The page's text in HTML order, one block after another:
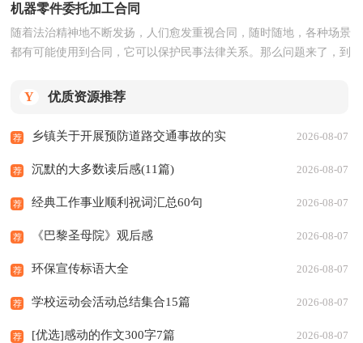
机器零件委托加工合同
随着法治精神地不断发扬，人们愈发重视合同，随时随地，各种场景
都有可能使用到合同，它可以保护民事法律关系。那么问题来了，到
Y 优质资源推荐
荐 乡镇关于开展预防道路交通事故的实
施方案
2026-08-07
荐 沉默的大多数读后感(11篇) 2026-08-07
荐 经典工作事业顺利祝词汇总60句 2026-08-07
荐 《巴黎圣母院》观后感 2026-08-07
荐 环保宣传标语大全 2026-08-07
荐 学校运动会活动总结集合15篇 2026-08-07
荐 [优选]感动的作文300字7篇 2026-08-07